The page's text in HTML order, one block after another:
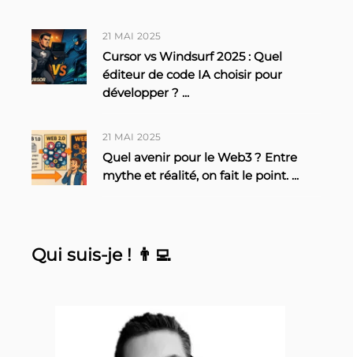
21 MAI 2025
Cursor vs Windsurf 2025 : Quel
éditeur de code IA choisir pour
développer ? ...
21 MAI 2025
Quel avenir pour le Web3 ? Entre
mythe et réalité, on fait le point. ...
Qui suis-je ! 👨‍💻